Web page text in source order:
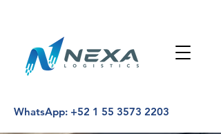
WhatsApp: +52 1 55 3573 2203